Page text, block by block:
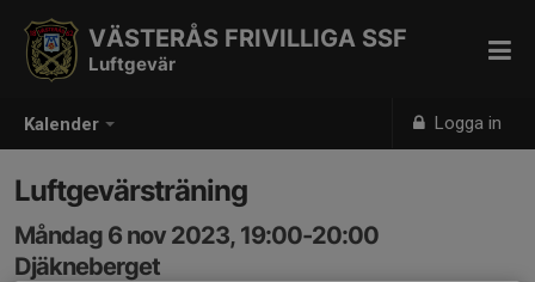
Kalender Logga in
VÄSTERÅS FRIVILLIGA SSF
Luftgevär
Luftgevärsträning
Måndag 6 nov 2023, 19:00-20:00
Djäkneberget